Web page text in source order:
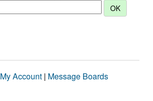
My Account | Message Boards